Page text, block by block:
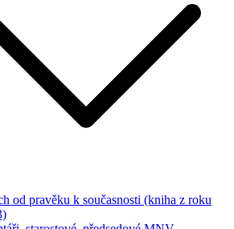
od pravěku k současnosti (kniha z roku